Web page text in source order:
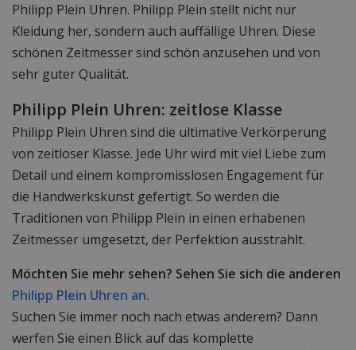
Philipp Plein Uhren. Philipp Plein stellt nicht nur
Kleidung her, sondern auch auffällige Uhren. Diese
schönen Zeitmesser sind schön anzusehen und von
sehr guter Qualität.
Philipp Plein Uhren: zeitlose Klasse
Philipp Plein Uhren sind die ultimative Verkörperung
von zeitloser Klasse. Jede Uhr wird mit viel Liebe zum
Detail und einem kompromisslosen Engagement für
die Handwerkskunst gefertigt. So werden die
Traditionen von Philipp Plein in einen erhabenen
Zeitmesser umgesetzt, der Perfektion ausstrahlt.
Möchten Sie mehr sehen? Sehen Sie sich die anderen
Philipp Plein Uhren an.
Suchen Sie immer noch nach etwas anderem? Dann
werfen Sie einen Blick auf das komplette